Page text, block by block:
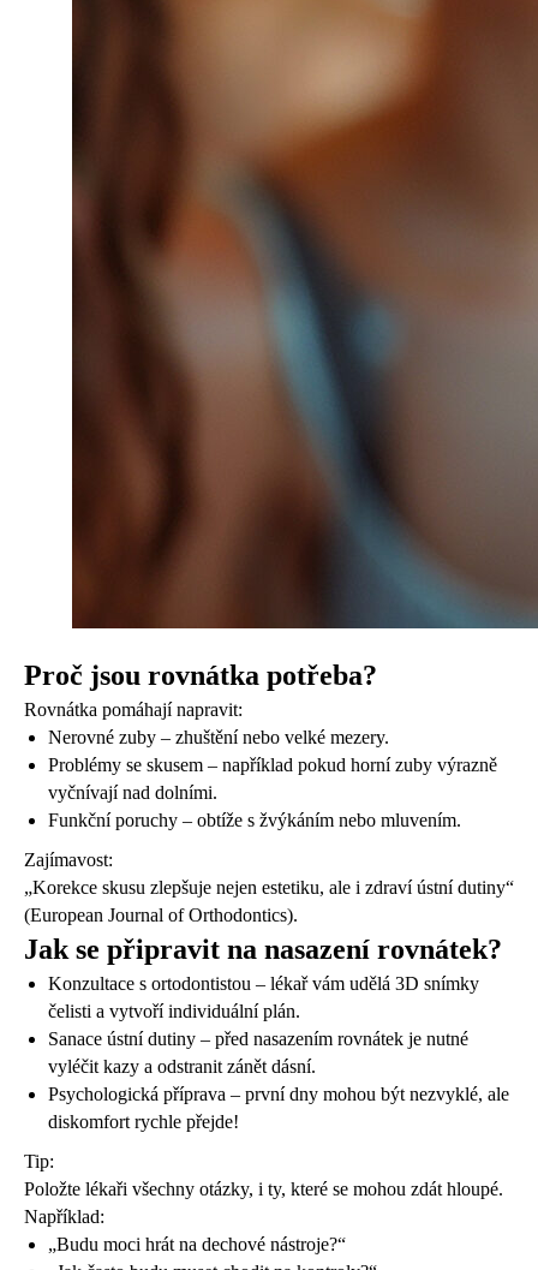
Proč jsou rovnátka potřeba?
Rovnátka pomáhají napravit:
Nerovné zuby – zhuštění nebo velké mezery.
Problémy se skusem – například pokud horní zuby výrazně
vyčnívají nad dolními.
Funkční poruchy – obtíže s žvýkáním nebo mluvením.
Zajímavost:
„Korekce skusu zlepšuje nejen estetiku, ale i zdraví ústní dutiny“
(European Journal of Orthodontics).
Jak se připravit na nasazení rovnátek?
Konzultace s ortodontistou – lékař vám udělá 3D snímky
čelisti a vytvoří individuální plán.
Sanace ústní dutiny – před nasazením rovnátek je nutné
vyléčit kazy a odstranit zánět dásní.
Psychologická příprava – první dny mohou být nezvyklé, ale
diskomfort rychle přejde!
Tip:
Položte lékaři všechny otázky, i ty, které se mohou zdát hloupé.
Například:
„Budu moci hrát na dechové nástroje?“